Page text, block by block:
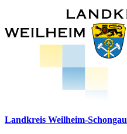
Landkreis Weilheim-Schongau